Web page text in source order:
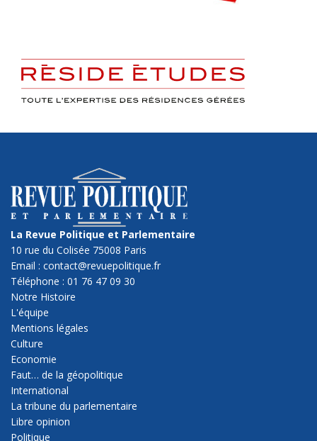
La Revue Politique et Parlementaire
10 rue du Colisée 75008 Paris
Email : contact@revuepolitique.fr
Téléphone : 01 76 47 09 30
Notre Histoire
L'équipe
Mentions légales
Culture
Economie
Faut… de la géopolitique
International
La tribune du parlementaire
Libre opinion
Politique